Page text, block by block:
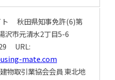
ト 秋田県知事免許(6)第
市元清水2丁目5-6
URL:
mate.com
物取引業協会会員 東北地